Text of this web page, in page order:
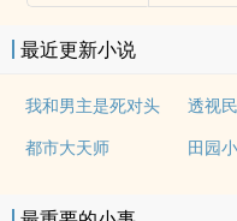
最近更新小说
我和男主是死对头 透视
都市大天师
田园